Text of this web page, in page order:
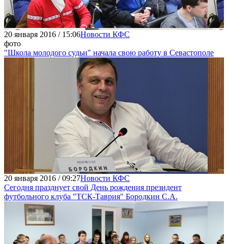
20 января 2016 / 15:06Новости КФС
фото
"Школа молодого судьи" начала свою работу в Севастополе
20 января 2016 / 09:27Новости КФС
Сегодня празднует свой День рождения президент
футбольного клуба "ТСК-Таврия" Бородкин С.А.